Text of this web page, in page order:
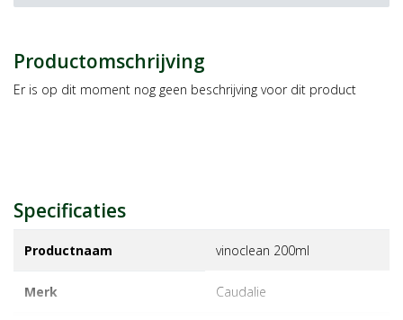
Productomschrijving
Er is op dit moment nog geen beschrijving voor dit product
Specificaties
Productnaam vinoclean 200ml
Merk caudalie